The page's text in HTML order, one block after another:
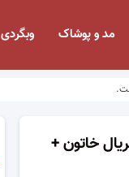
مد و پوشاک وبگردی
خاتون +